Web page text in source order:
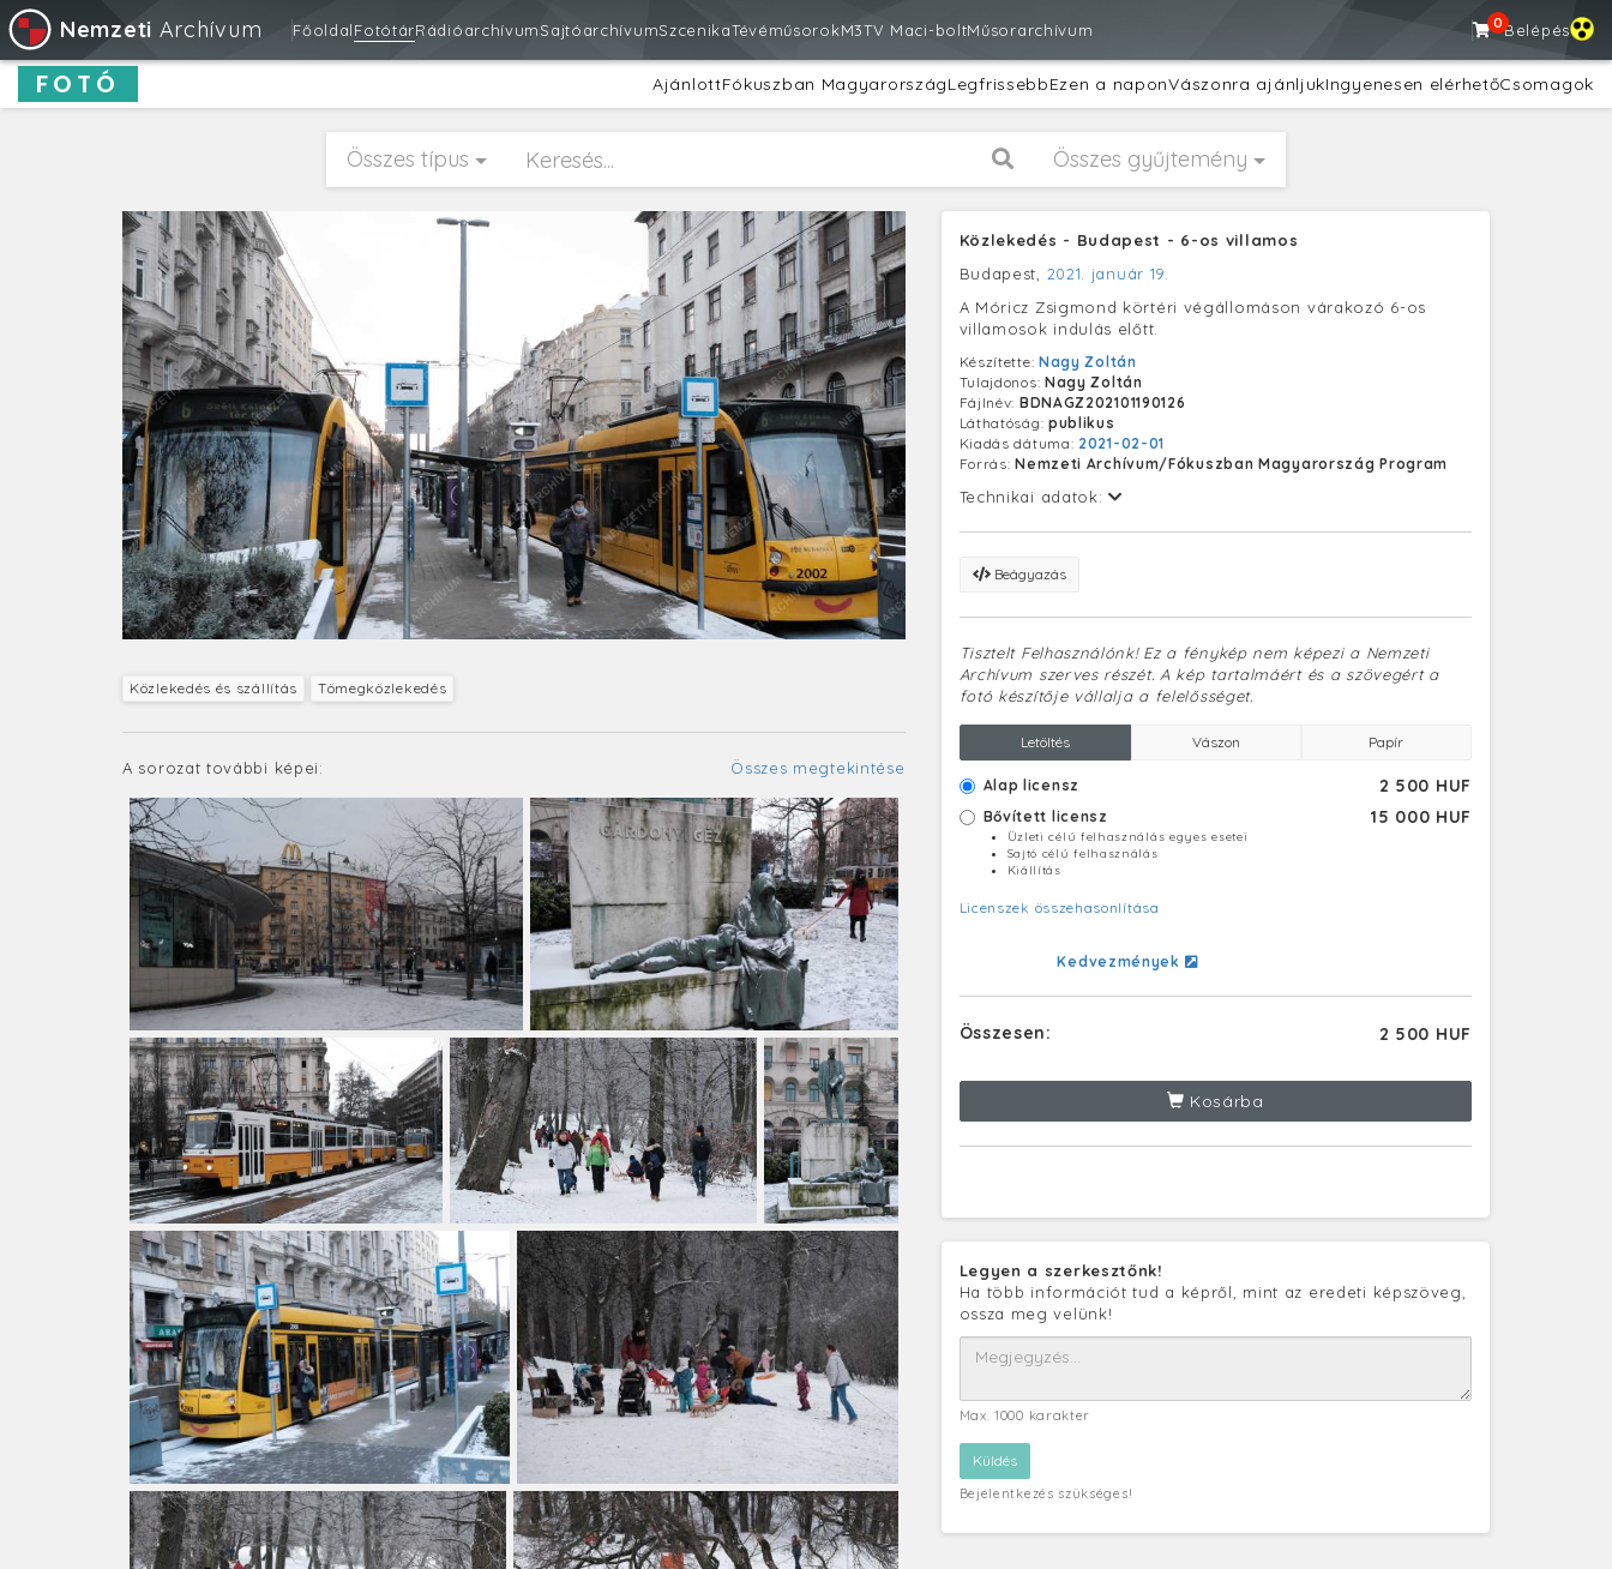
Nemzeti Archívum FőoldalFotótárRádióarchívumSajtóarchívumSzcenikaTévéműsorokM3TV Maci-boltMűsorarchívum 0Belépés
FOTÓ AjánlottFókuszban MagyarországLegfrissebbEzen a naponVászonra ajánljukIngyenesen elérhetőCsomagok
Összes típus Összes gyűjtemény
Közlekedés és szállítás Tömegközlekedés
A sorozat további képei: Összes megtekintése
Közlekedés - Budapest - 6-os villamos
Budapest, 2021. január 19.
A Móricz Zsigmond körtéri végállomáson várakozó 6-os
villamosok indulás előtt.
Készítette: Nagy Zoltán
Tulajdonos: Nagy Zoltán
Fájlnév: BDNAGZ202101190126
Láthatóság: publikus
Kiadás dátuma: 2021-02-01
Forrás:Nemzeti Archívum/Fókuszban Magyarország Program
Technikai adatok:
Beágyazás
Tisztelt Felhasználónk! Ez a fénykép nem képezi a Nemzeti
Archívum szerves részét. A kép tartalmáért és a szövegért a
fotó készítője vállalja a felelősséget.
Letöltés Vászon Papír
Alap licensz 2 500 HUF
Bővített licensz 15 000 HUF
Üzleti célú felhasználás egyes esetei
Sajtó célú felhasználás
Kiállítás
Licenszek összehasonlítása
Kedvezmények
Összesen: 2 500 HUF
Kosárba
Legyen a szerkesztőnk!
Ha több információt tud a képről, mint az eredeti képszöveg,
ossza meg velünk!
Max. 1000 karakter
Bejelentkezés szükséges!